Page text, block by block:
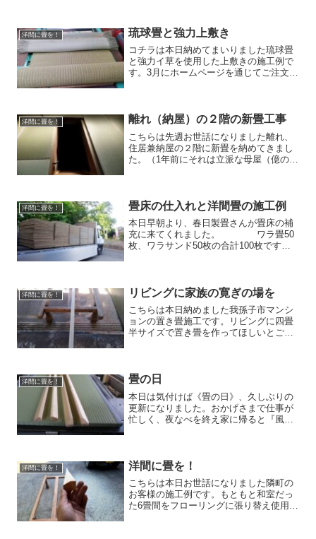
洋間に畳を！ 琉球畳と強力上敷き
コチラは本日納めてまいりました琉球畳
と強力イ草を使用した上敷きの施工例で
す。3月にホームページを通じてご注文頂
県産青表（七島イ）と...
洋間に畳を！ 離れ（納屋）の２階の新畳工事
こちらは先週お世話になりました離れ、
住居兼納屋の２階に新畳を納めてきまし
た。（1年前にそれは立派な母屋（億の）
段上部に床が無い...
洋間に畳を！ 畳床の仕入れと洋間畳の施工例
本日早朝より、春日製畳さんが畳床の補
充に来てくれました。 ワラ畳50
枚、ワラサンド50枚の合計100枚です広
文頂き、市松表で...
洋間に畳を！ リビングに家族の寛ぎの場を
こちらは本日納めました我孫子市マンシ
ョンの置き畳施工です。リビングに四畳
半サイズで置き畳を作ってほしいとご相
と木枠の製作もお受けし...
洋間に畳を！ 畳の日
本日は気付けば《畳の日》、久しぶりの
更新になりました。おかげさまで仕事が
忙しく、夜なべを終え家に帰ると『風
し、５月を迎える事となります...
洋間に畳を！ 洋間に畳を！
こちらは本日お世話になりました隣町の
お客様の施工例です。もともと和室だっ
た6畳間をフローリングに張り替え使用し